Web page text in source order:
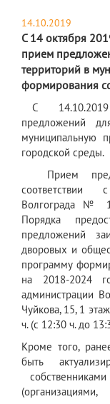
14.10.2019
С 14 октября
прием
территорий в
формирования
С 14.10.2019
предложений
муниципальную
городской среды.
Прием
соответствии
Волгограда №
Порядка
предложений
дворовых и
программу
на 2018-2024
администрации
Чуйкова, 15, 1
ч. (с 12:30 ч. до
Кроме того,
быть